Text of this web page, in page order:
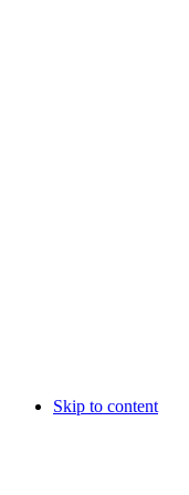
Skip to content